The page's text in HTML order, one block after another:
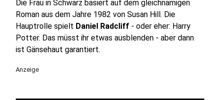
Die Frau in Schwarz basiert auf dem gleichnamigen
Roman aus dem Jahre 1982 von Susan Hill. Die
Hauptrolle spielt Daniel Radcliff - oder eher: Harry
Potter. Das müsst ihr etwas ausblenden - aber dann
ist Gänsehaut garantiert.
Anzeige